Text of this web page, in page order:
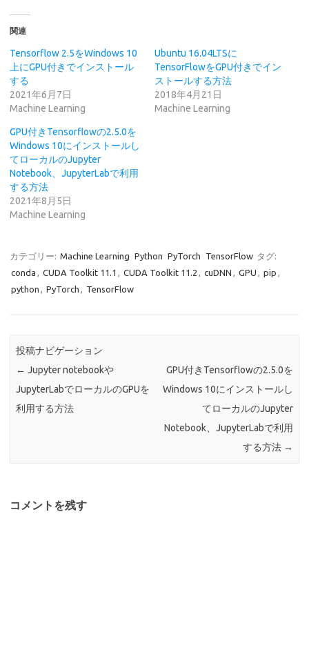
t
t
e
で
共
有
(
新
し
い
ウ
ィ
ン
ド
ウ
で
開
き
共
有
す
に
は
ク
リ
ク
し
て
く
だ
さ
(
新
し
ン
ド
ウ
で
開
き
関連
Tensorflow 2.5をWindows 10
上にGPU付きでインストール
する
2021年6月7日
Machine Learning
Ubuntu 16.04LTSに
TensorFlowをGPU付きでイン
ストールする方法
2018年4月21日
Machine Learning
GPU付きTensorflowの2.5.0を
Windows 10にインストールし
てローカルのJupyter
Notebook、JupyterLabで利用
する方法
2021年8月5日
Machine Learning
カテゴリー: Machine Learning Python PyTorch TensorFlow タグ:
conda , CUDA Toolkit 11.1 , CUDA Toolkit 11.2 , cuDNN , GPU , pip ,
python , PyTorch , TensorFlow
投稿ナビゲーション
← Jupyter notebookや
JupyterLabでローカルのGPUを
利用する方法
GPU付きTensorflowの2.5.0を
Windows 10にインストールし
てローカルのJupyter
Notebook、JupyterLabで利用
する方法 →
コメントを残す